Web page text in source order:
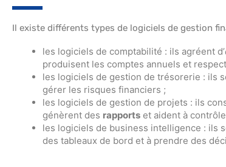
Il existe différents types de logiciels de gestion
les logiciels de comptabilité : ils agréent d’
produisent les comptes annuels et
les logiciels de gestion de trésorerie : ils
gérer les risques financiers ;
les logiciels de gestion de projets : ils
génèrent des rapports et aident à
les logiciels de business intelligence : ils
des tableaux de bord et à prendre des